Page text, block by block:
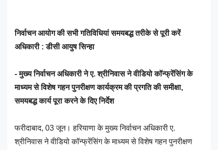
निर्वाचन आयोग की सभी गतिविधियां समयबद्ध तरीके से पूरी करें
अधिकारी : डीसी आयुष सिन्हा
- मुख्य निर्वाचन अधिकारी ने ए. श्रीनिवास ने वीडियो कॉन्फ्रेंसिंग के
माध्यम से विशेष गहन पुनरीक्षण कार्यक्रम की प्रगति की समीक्षा,
समयबद्ध कार्य पूरा करने के दिए निर्देश
फरीदाबाद, 03 जून। हरियाणा के मुख्य निर्वाचन अधिकारी ए.
श्रीनिवास ने वीडियो कॉन्फ्रेंसिंग के माध्यम से विशेष गहन पुनरीक्षण